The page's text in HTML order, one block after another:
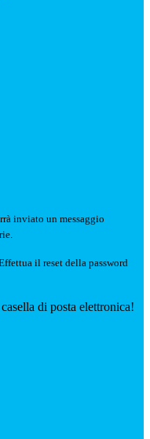
inviato un messaggio
il reset della password
di posta elettronica!